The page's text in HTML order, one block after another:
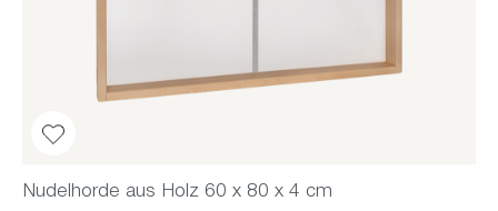
Nudelhorde aus Holz 60 x 80 x 4 cm